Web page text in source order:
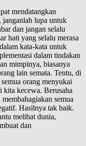
mendatangkan
janganlah lupa untuk
dan jangan selalu
hati yang selalu merasa
kata-kata untuk
dalam tindakan
mimpinya, biasanya
lain semata. Tentu, di
orang menyukai
kita kecewa. Berusaha
semua
Hasilnya tak baik.
melihat dunia,
dan